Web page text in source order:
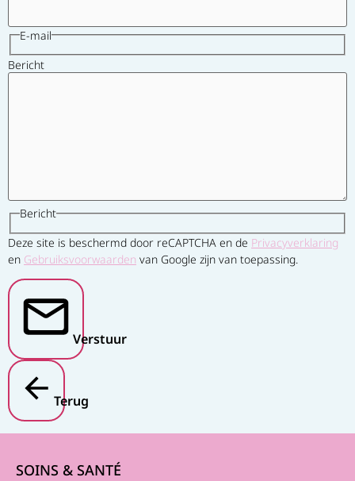
E-mail
Bericht
Bericht
Deze site is beschermd door reCAPTCHA en de Privacyverklaring
en Gebruiksvoorwaarden van Google zijn van toepassing.
Verstuur
Terug
SOINS & SANTÉ